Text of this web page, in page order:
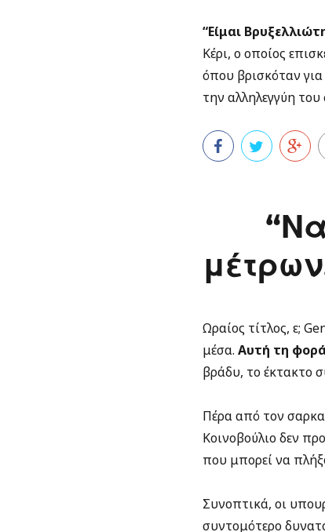
“Είμαι
Κέρι, ο οποίος
όπου βρισκόταν
την αλληλεγγύη
Ωραίος τίτλος, ε;
μέσα. Αυτή τη
βράδυ, το έκτακτο
Πέρα από τον
Κοινοβούλιο δεν
που μπορεί να
Συνοπτικά, οι
συντομότερο